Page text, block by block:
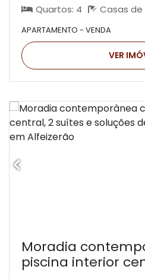
Quartos: 4 Casas de
APARTAMENTO - VENDA
VER
Moradia
piscina interior